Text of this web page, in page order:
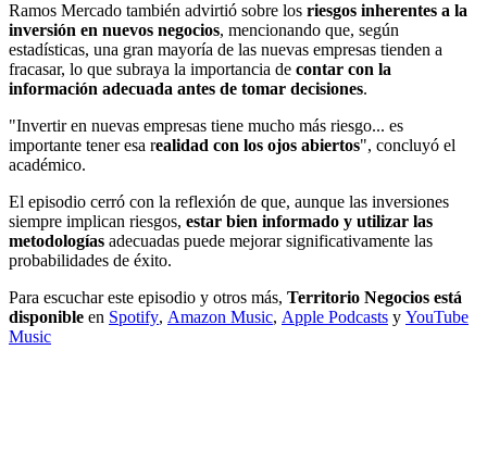
Ramos Mercado también advirtió sobre los riesgos inherentes a la
inversión en nuevos negocios, mencionando que, según
estadísticas, una gran mayoría de las nuevas empresas tienden a
fracasar, lo que subraya la importancia de contar con la
información adecuada antes de tomar decisiones.
"Invertir en nuevas empresas tiene mucho más riesgo... es
importante tener esa realidad con los ojos abiertos", concluyó el
académico.
El episodio cerró con la reflexión de que, aunque las inversiones
siempre implican riesgos, estar bien informado y utilizar las
metodologías adecuadas puede mejorar significativamente las
probabilidades de éxito.
Para escuchar este episodio y otros más, Territorio Negocios está
disponible en Spotify, Amazon Music, Apple Podcasts y YouTube
Music